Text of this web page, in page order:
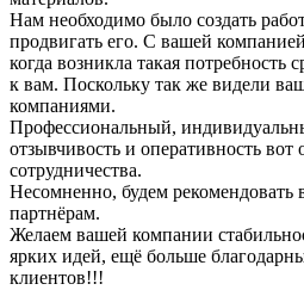
Нам необходимо было создать
продвигать его. С вашей
когда возникла такая потребность
к вам. Поскольку так же видели
компаниями.
Профессиональный,
отзывчивость и оперативность
сотрудничества.
Несомненно, будем рекомендовать
партнёрам.
Желаем вашей компании
ярких идей, ещё больше
клиентов!!!